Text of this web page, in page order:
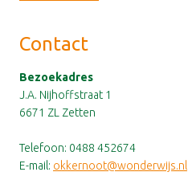
Contact
Bezoekadres
J.A. Nijhoffstraat 1
6671 ZL Zetten
Telefoon: 0488 452674
E-mail: okkernoot@wonderwijs.nl